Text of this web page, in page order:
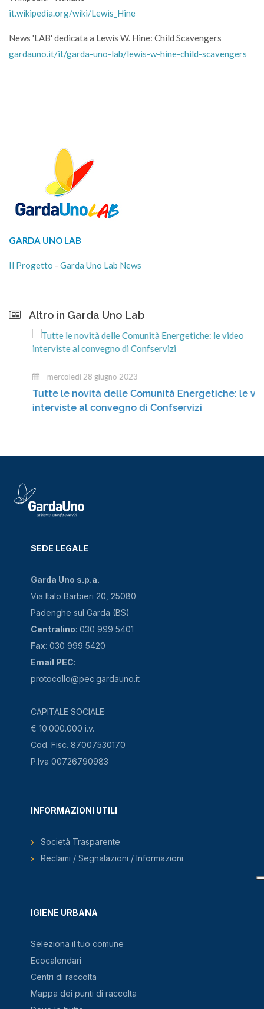
it.wikipedia.org/wiki/Lewis_Hine
News 'LAB' dedicata a Lewis W. Hine: Child Scavengers
gardauno.it/it/garda-uno-lab/lewis-w-hine-child-scavengers
GARDA UNO LAB
Il Progetto - Garda Uno Lab News
Altro in Garda Uno Lab
mercoledì 28 giugno 2023
Tutte le novità delle Comunità Energetiche: le video
interviste al convegno di Confservizi
SEDE LEGALE
Garda Uno s.p.a.
Via Italo Barbieri 20, 25080
Padenghe sul Garda (BS)
Centralino: 030 999 5401
Fax: 030 999 5420
Email PEC:
protocollo@pec.gardauno.it
CAPITALE SOCIALE:
€ 10.000.000 i.v.
Cod. Fisc. 87007530170
P.Iva 00726790983
IGIENE URBANA
Seleziona il tuo comune
Ecocalendari
Centri di raccolta
Mappa dei punti di raccolta
INFORMAZIONI UTILI
Società Trasparente
Reclami / Segnalazioni / Informazioni